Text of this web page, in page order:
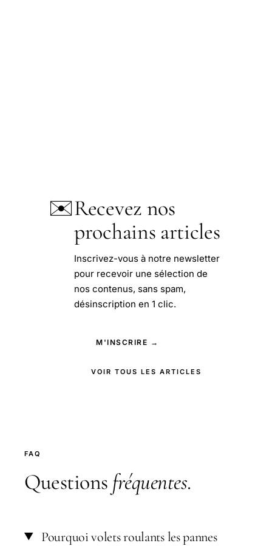
✉️Recevez nos
prochains articles
Inscrivez-vous à notre newsletter
pour recevoir une sélection de
nos contenus, sans spam,
désinscription en 1 clic.
M'INSCRIRE →
VOIR TOUS LES ARTICLES
FAQ
Questions fréquentes.
Pourquoi volets roulants les pannes